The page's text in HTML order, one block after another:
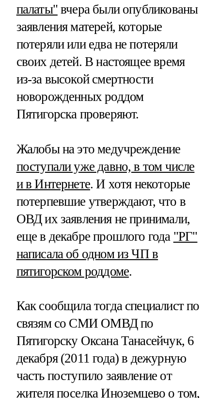
палаты"вчера были опубликованы
заявления матерей, которые
потеряли или едва не потеряли
своих детей. В настоящее время
из-за высокой смертности
новорожденных роддом
Пятигорска проверяют.
Жалобы на это медучреждение
поступали уже давно, в том числе
и в Интернете. И хотя некоторые
потерпевшие утверждают, что в
ОВД их заявления не принимали,
еще в декабре прошлого года "РГ"
написала об одном из ЧП в
пятигорском роддоме.
Как сообщила тогда специалист по
связям со СМИ ОМВД по
Пятигорску Оксана Танасейчук, 6
декабря (2011 года) в дежурную
часть поступило заявление от
жителя поселка Иноземцево о том,